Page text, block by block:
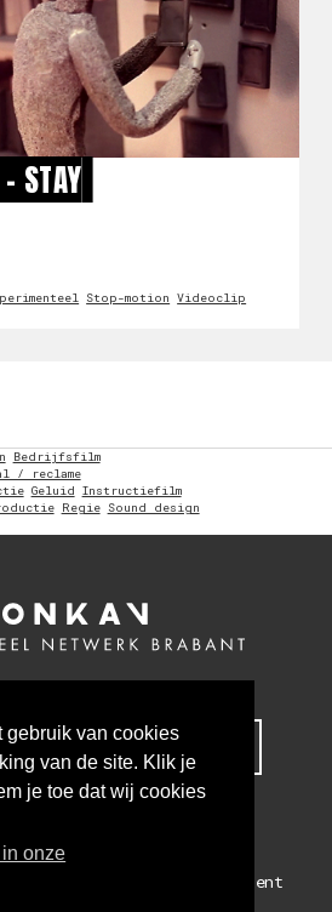
gebruik van cookies
van de site. Klik je
je toe dat wij cookies
onze
STAY
Stop-motion Videoclip
Bedrijfsfilm
/ reclame
Geluid Instructiefilm
Regie Sound design
VOOR ONZE NIEUWSBRIEF
Privacy statement